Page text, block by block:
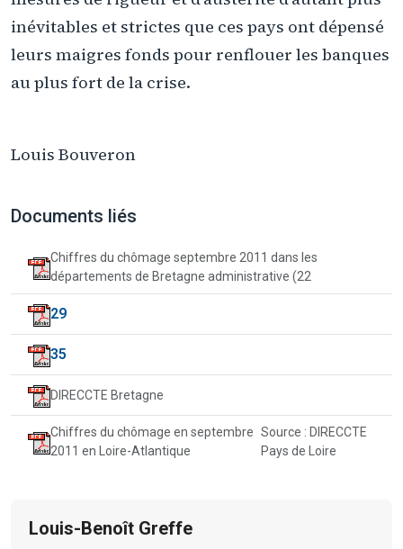
inévitables et strictes que ces pays ont dépensé
leurs maigres fonds pour renflouer les banques
au plus fort de la crise.
Louis Bouveron
Documents liés
Chiffres du chômage septembre 2011 dans les
départements de Bretagne administrative (22
29
35
DIRECCTE Bretagne
Chiffres du chômage en septembre
2011 en Loire-Atlantique
Source : DIRECCTE
Pays de Loire
Louis-Benoît Greffe